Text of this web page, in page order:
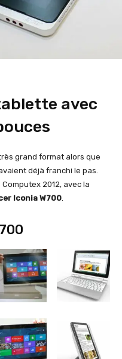
avec
grand format alors que
déjà franchi le pas.
2012, avec la
Iconia W700